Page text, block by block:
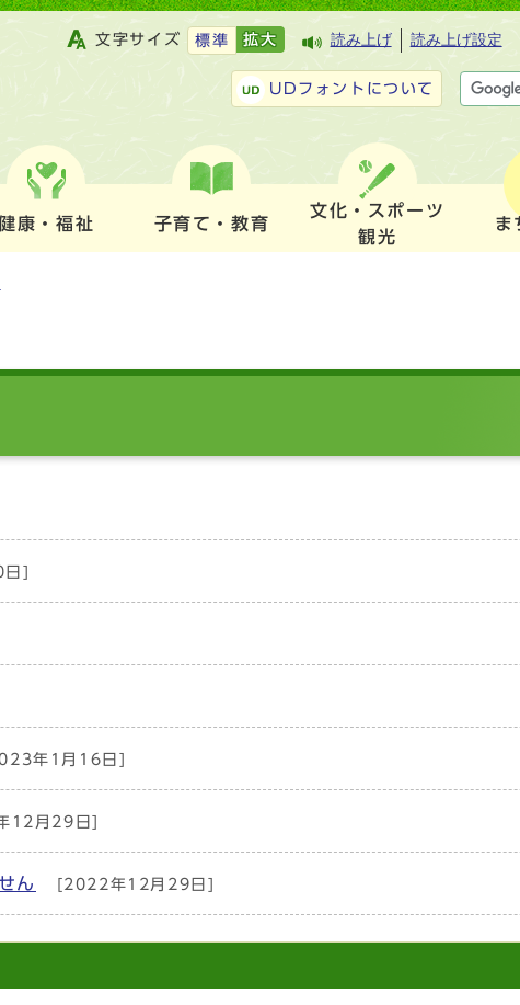
文字サイズ 標準 拡大 読み上げ 読み上げ設定
UDフォントについて
康・福祉 子育て・教育
文化・スポーツ
観光
ま
]
年1月16日]
12月29日]
ん [2022年12月29日]